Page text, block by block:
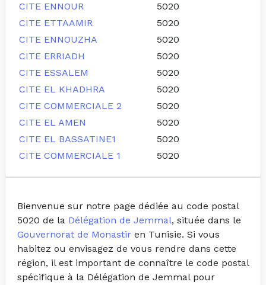
CITE ENNOUR
5020
CITE ETTAAMIR
5020
CITE ENNOUZHA
5020
CITE ERRIADH
5020
CITE ESSALEM
5020
CITE EL KHADHRA
5020
CITE COMMERCIALE 2
5020
CITE EL AMEN
5020
CITE EL BASSATINE1
5020
CITE COMMERCIALE 1
5020
Bienvenue sur notre page dédiée au code postal
5020 de la Délégation de Jemmal, située dans le
Gouvernorat de Monastir en Tunisie. Si vous
habitez ou envisagez de vous rendre dans cette
région, il est important de connaître le code postal
spécifique à la Délégation de Jemmal pour